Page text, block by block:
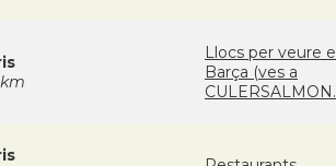
km
Llocs per veure
Barça (ves a